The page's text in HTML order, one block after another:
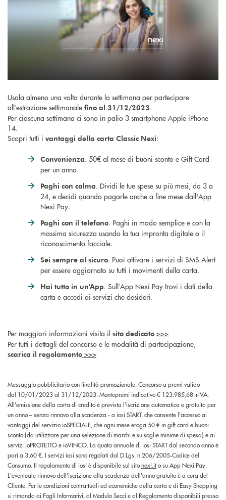
Usala almeno una volta durante la settimana per partecipare
all’estrazione settimanale fino al 31/12/2023.
Per ciascuna settimana ci sono in palio 3 smartphone Apple iPhone
14.
Scopri tutti i vantaggi della carta Classic Nexi:
Convenienza. 50€ al mese di buoni sconto e Gift Card
per un anno.
Paghi con calma. Dividi le tue spese su più mesi, da 3 a
24, e decidi quando pagarle anche a fine mese dall'App
Nexi Pay.
Paghi con il telefono. Paghi in modo semplice e con la
massima sicurezza usando la tua impronta digitale o il
riconoscimento facciale.
Sei sempre al sicuro. Puoi attivare i servizi di SMS Alert
per essere aggiornato su tutti i movimenti della carta.
Hai tutto in un'App. Sull’App Nexi Pay trovi i dati della
carta e accedi ai servizi che desideri.
Per maggiori informazioni visita il sito dedicato >>>
Per tutti i dettagli del concorso e le modalità di partecipazione,
scarica il regolamento >>>
Messaggio pubblicitario con finalità promozionale. Concorso a premi valido
dal 10/01/2023 al 31/12/2023. Montepremi indicativo € 123.985,68 +IVA.
All'emissione della carta di credito è prevista l'iscrizione automatica e gratuita per
un anno – senza rinnovo alla scadenza - a iosi START, che consente l'accesso ai
vantaggi del servizio ioSPECIALE, che ogni mese eroga 50 € in gift card e buoni
sconto (da utilizzare per una selezione di marchi e su soglie minime di spesa) e ai
servizi ioPROTETTO e ioVINCO. La quota annuale di iosi START dal secondo anno è
pari a 3,60 €. I servizi iosi sono regolati dal D.Lgs. n.206/2005‑Codice del
Consumo. Il regolamento di iosi è disponibile sul sitonexi.ito su App Nexi Pay.
L'eventuale rinnovo dell'iscrizione alla scadenza dell'anno gratuito è a cura del
Cliente. Per le condizioni contrattuali ed economiche della carta e di Easy Shopping
si rimanda ai Fogli Informativi, al Modulo Secci e al Regolamento disponibili presso